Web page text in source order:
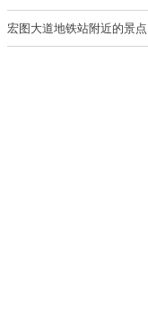
宏图大道地铁站附近的景点